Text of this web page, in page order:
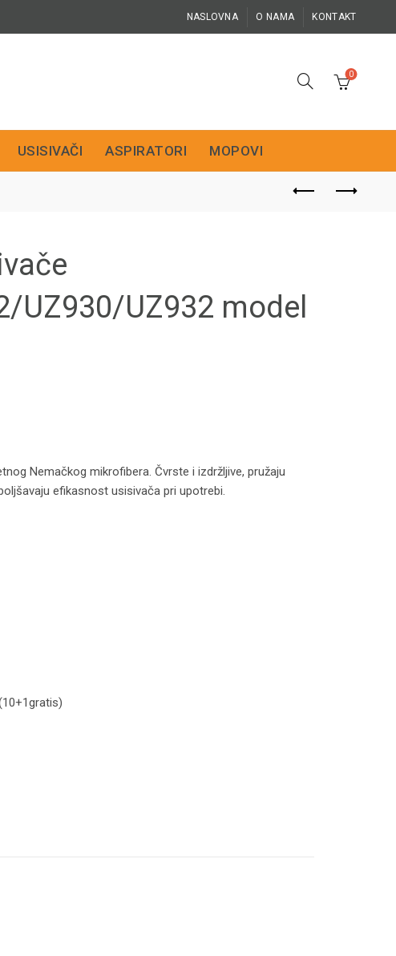
NASLOVNA O NAMA KONTAKT
0
USISIVAČI ASPIRATORI MOPOVI
UZ930/UZ932 model
Nemačkog mikrofibera. Čvrste i izdržljive, pružaju
efikasnost usisivača pri upotrebi.